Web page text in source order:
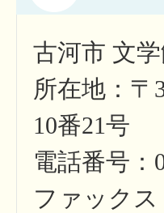
古河市 文
所在地：
10番21号
電話番号：
ファックス